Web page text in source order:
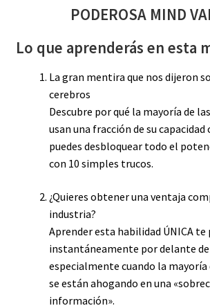
PODEROSA MIND
Lo que aprenderás en esta
La gran mentira que nos dijeron
cerebros
Descubre por qué la mayoría de
usan una fracción de su
puedes desbloquear todo el
con 10 simples trucos.
¿Quieres obtener una ventaja
industria?
Aprender esta habilidad ÚNICA te
instantáneamente por delante
especialmente cuando la mayoría
se están ahogando en una
información».